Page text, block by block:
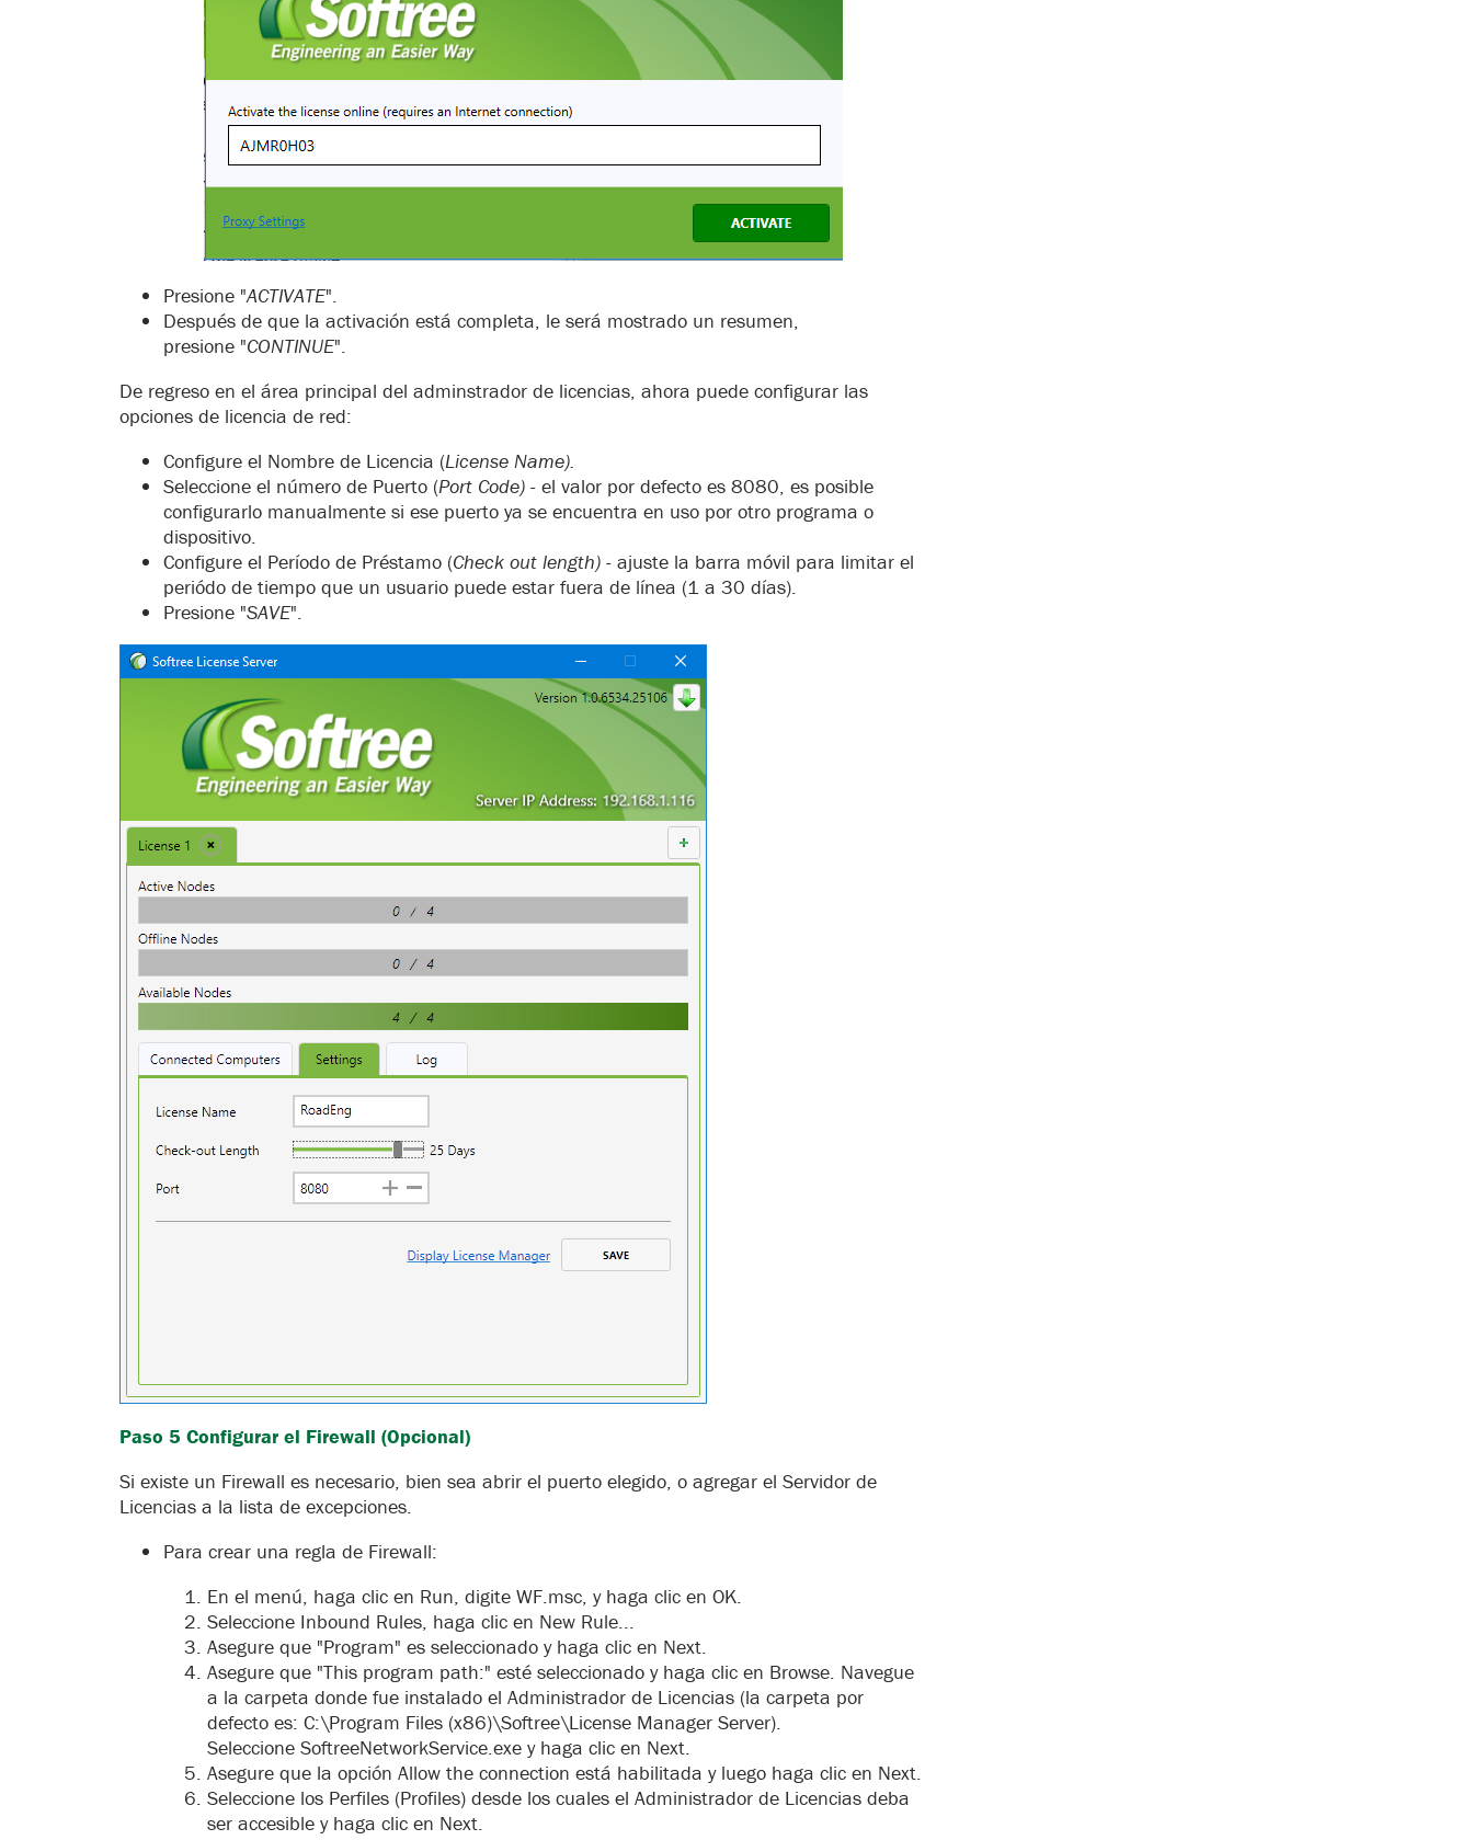
Presione "ACTIVATE".
Después de que la activación está completa, le será mostrado un resumen,
presione "CONTINUE".
De regreso en el área principal del adminstrador de licencias, ahora puede configurar las
opciones de licencia de red:
Configure el Nombre de Licencia (License Name).
Seleccione el número de Puerto (Port Code) - el valor por defecto es 8080, es posible
configurarlo manualmente si ese puerto ya se encuentra en uso por otro programa o
dispositivo.
Configure el Período de Préstamo (Check out length) - ajuste la barra móvil para limitar el
periódo de tiempo que un usuario puede estar fuera de línea (1 a 30 días).
Presione "SAVE".
Paso 5 Configurar el Firewall (Opcional)
Si existe un Firewall es necesario, bien sea abrir el puerto elegido, o agregar el Servidor de
Licencias a la lista de excepciones.
Para crear una regla de Firewall:
En el menú, haga clic en Run, digite WF.msc, y haga clic en OK.
Seleccione Inbound Rules, haga clic en New Rule...
Asegure que "Program" es seleccionado y haga clic en Next.
Asegure que "This program path:" esté seleccionado y haga clic en Browse. Navegue
a la carpeta donde fue instalado el Administrador de Licencias (la carpeta por
defecto es: C:\Program Files (x86)\Softree\License Manager Server).
Seleccione SoftreeNetworkService.exe y haga clic en Next.
Asegure que la opción Allow the connection está habilitada y luego haga clic en Next.
Seleccione los Perfiles (Profiles) desde los cuales el Administrador de Licencias deba
ser accesible y haga clic en Next.